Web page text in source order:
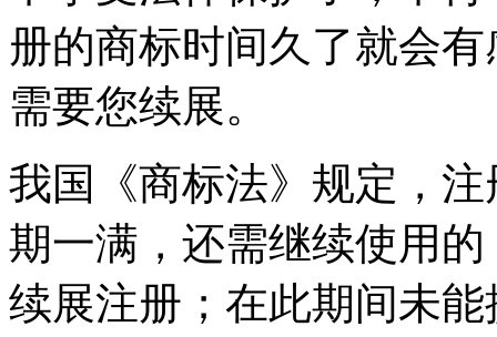
册的商标时间久了就会
需要您续展。
我国《商标法》规定，
期一满，还需继续使用
续展注册；在此期间未